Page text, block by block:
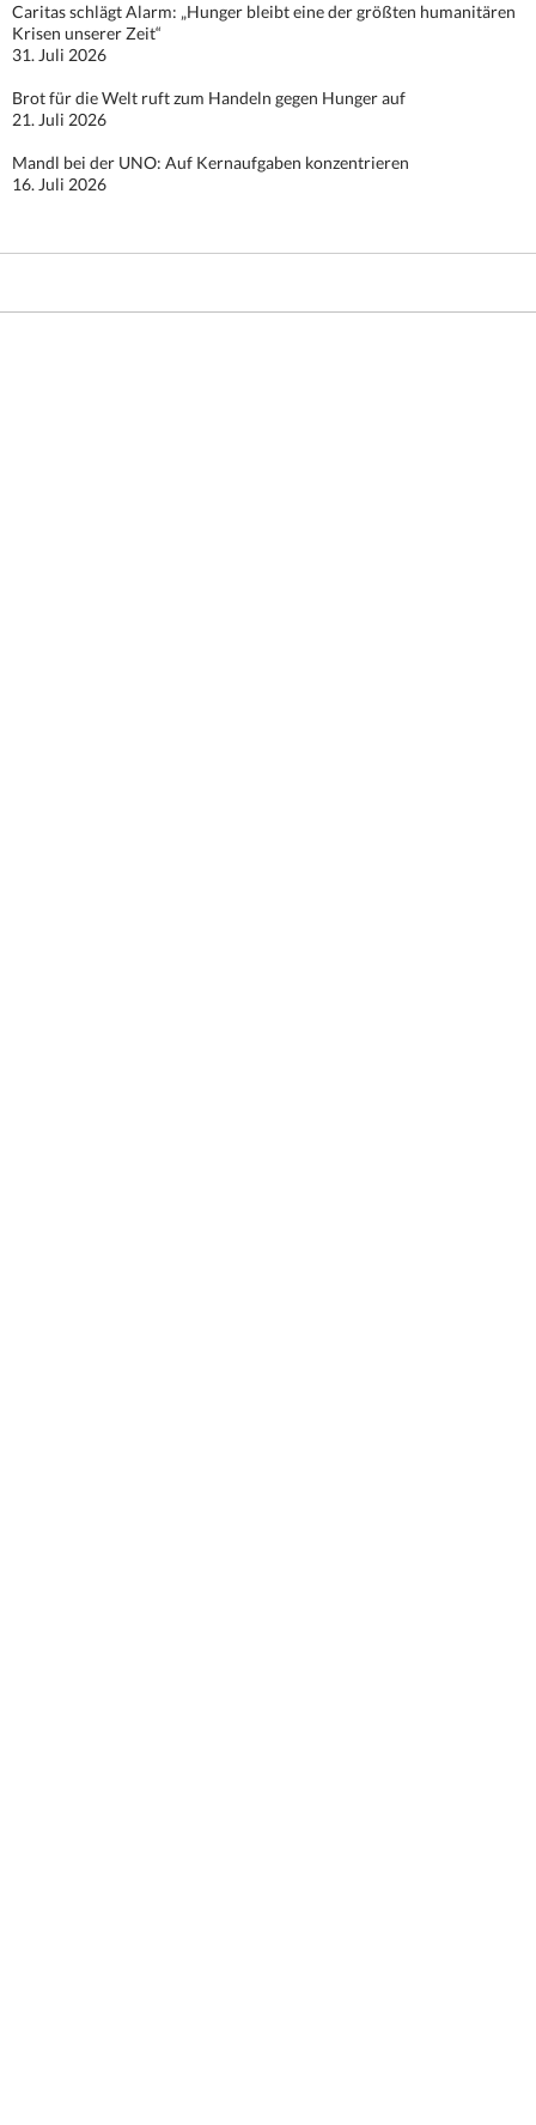
Caritas schlägt Alarm: „Hunger bleibt eine der größten humanitären
Krisen unserer Zeit“
31. Juli 2026
Brot für die Welt ruft zum Handeln gegen Hunger auf
21. Juli 2026
Mandl bei der UNO: Auf Kernaufgaben konzentrieren
16. Juli 2026